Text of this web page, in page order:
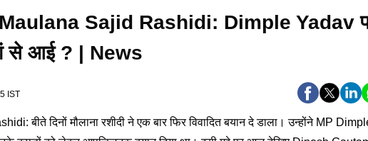
picture
Sajid Rashidi: Dimple Yadav
से आई ? | News
IST
बीते दिनों मौलाना रशीदी ने एक बार फिर विवादित बयान दे डाला। उन्होंने MP